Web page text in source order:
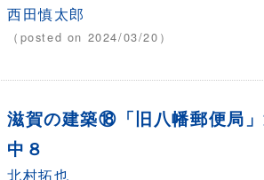
西田慎太郎
（posted on 2024/03/20）
滋賀の建築⑱「旧八幡郵便局
中８
北村拓也